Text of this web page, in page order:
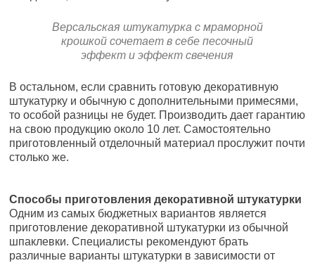
Версальская штукатурка с мраморной
крошкой сочетает в себе песочный
эффект и эффект свечения
В остальном, если сравнить готовую декоративную
штукатурку и обычную с дополнительными примесями,
то особой разницы не будет. Производить дает гарантию
на свою продукцию около 10 лет. Самостоятельно
приготовленный отделочный материал прослужит почти
столько же.
Способы приготовления декоративной штукатурки
Одним из самых бюджетных вариантов является
приготовление декоративной штукатурки из обычной
шпаклевки. Специалисты рекомендуют брать
различные варианты штукатурки в зависимости от